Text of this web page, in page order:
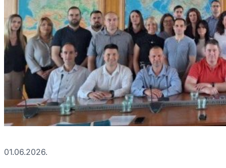
01.06.2026.